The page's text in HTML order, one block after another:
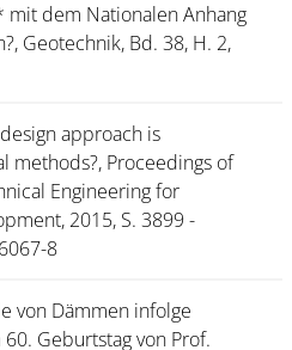
mit dem Nationalen Anhang
Geotechnik, Bd. 38, H. 2,
approach is
Proceedings of
Engineering for
2015, S. 3899 -
8
von Dämmen infolge
Geburtstag von Prof.